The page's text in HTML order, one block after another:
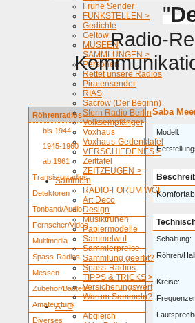
Frühe Sender
FUNKSTELLEN >
Gedichte
Geltow
MUSEEN
SAMMLUNGEN >
Personen
Rettet unsere Radios
Piratensender
RIAS
Sacrow (Der Beginn)
Stern Radio Berlin
Volksempfänger
Voxhaus
Voxhaus-Gedenktafel
VERSCHIEDENES >
Zeittafel
ZEITZEUGEN >
Sammeln
RADIO-FORUM WGF
Art Deco
Design
Musiktruhen
Papiermodelle
Sammelwut
Sammlerpreise
Sammlung geerbt?
Spass-Radios
TIPPS & TRICKS >
Versicherungswert
Warum Sammeln?
A - G
Abgleich
"
Radio-
Röhrenradios
bis 1944
1945-1960
ab 1961
Transistorradios
Detektoren
Tonband/Audio
Fernseher/Video
Multimedia
Spass-Radios
Messen
Zubehör/Bauteile
Amateurfunk
Diverses
Saba
Modell:
Schaltung:
Röhren/
Kreise: